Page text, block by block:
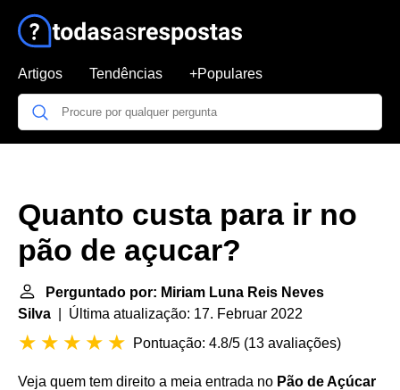
Artigos Tendências +Populares
Quanto custa para ir no
pão de açucar?
Perguntado por: Miriam Luna Reis Neves
Silva | Última atualização: 17. Februar 2022
Pontuação: 4.8/5 (13 avaliações)
Veja quem tem direito a meia entrada no Pão de Açúcar